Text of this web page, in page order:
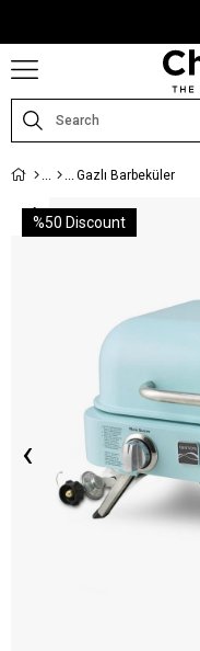
Gazlı Barbeküler
‹
%50 Discount